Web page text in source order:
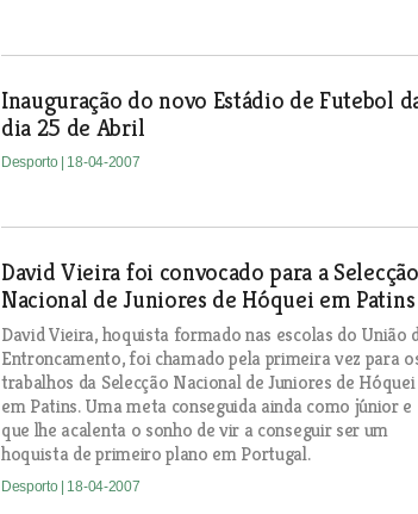
Inauguração do novo Estádio de Futebol
dia 25 de Abril
Desporto | 18-04-2007
David Vieira foi convocado para a Selecção
Nacional de Juniores de Hóquei em Patins
David Vieira, hoquista formado nas escolas do União
Entroncamento, foi chamado pela primeira vez para
trabalhos da Selecção Nacional de Juniores de Hóquei
em Patins. Uma meta conseguida ainda como júnior e
que lhe acalenta o sonho de vir a conseguir ser um
hoquista de primeiro plano em Portugal.
Desporto | 18-04-2007